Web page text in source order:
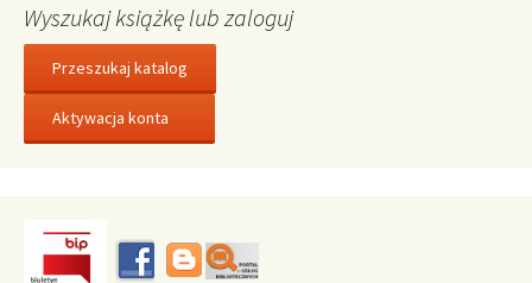
Wyszukaj książkę lub zaloguj